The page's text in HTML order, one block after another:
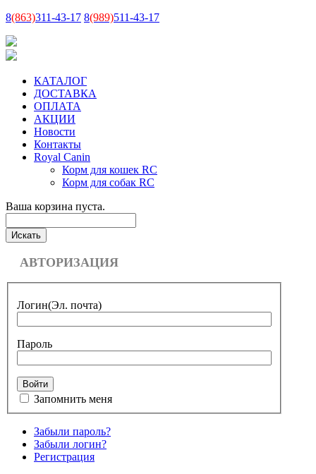
8(863)311-43-17 8(989)511-43-17
КАТАЛОГ
ДОСТАВКА
ОПЛАТА
АКЦИИ
Новости
Контакты
Royal Canin
Корм для кошек RC
Корм для собак RC
Ваша корзина пуста.
АВТОРИЗАЦИЯ
Логин(Эл. почта)
Пароль
Запомнить меня
Забыли пароль?
Забыли логин?
Регистрация